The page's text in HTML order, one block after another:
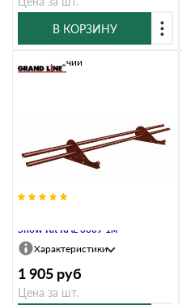
В КОРЗИНУ
Snow Kit RAL 3009 1м
В наличии
Характеристики
1 905 руб
Цена за шт.